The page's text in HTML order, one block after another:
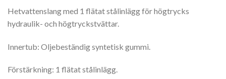
Hetvattenslang med 1 flätat stålinlägg för högtrycks
hydraulik- och högtryckstvättar.
Innertub: Oljebeständig syntetisk gummi.
Förstärkning: 1 flätat stålinlägg.